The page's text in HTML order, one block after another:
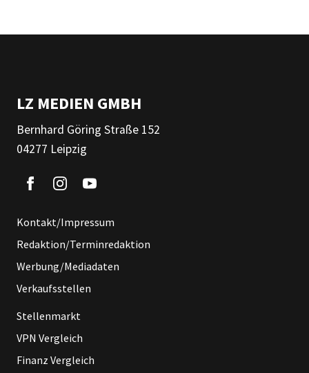
LZ MEDIEN GMBH
Bernhard Göring Straße 152
04277 Leipzig
Kontakt/Impressum
Redaktion/Terminredaktion
Werbung/Mediadaten
Verkaufsstellen
Stellenmarkt
VPN Vergleich
Finanz Vergleich